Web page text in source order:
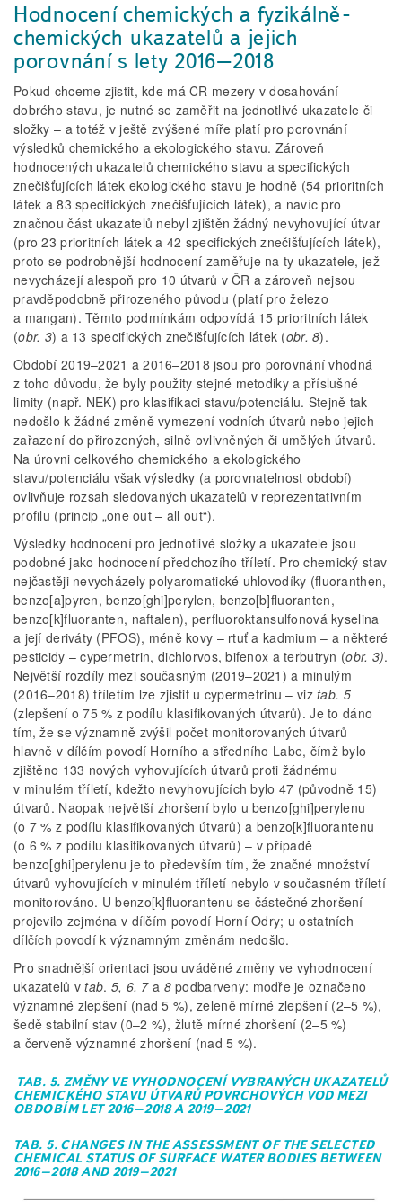
Hodnocení chemických a fyzikálně-
chemických ukazatelů a jejich
porovnání s lety 2016–2018
Pokud chceme zjistit, kde má ČR mezery v dosahování
dobrého stavu, je nutné se zaměřit na jednotlivé ukazatele či
složky – a totéž v ještě zvýšené míře platí pro porovnání
výsledků chemického a ekologického stavu. Zároveň
hodnocených ukazatelů chemického stavu a specifických
znečišťujících látek ekologického stavu je hodně (54 prioritních
látek a 83 specifických znečišťujících látek), a navíc pro
značnou část ukazatelů nebyl zjištěn žádný nevyhovující útvar
(pro 23 prioritních látek a 42 specifických znečišťujících látek),
proto se podrobnější hodnocení zaměřuje na ty ukazatele, jež
nevycházejí alespoň pro 10 útvarů v ČR a zároveň nejsou
pravděpodobně přirozeného původu (platí pro železo
a mangan). Těmto podmínkám odpovídá 15 prioritních látek
(obr. 3) a 13 specifických znečišťujících látek (obr. 8).
Období 2019–2021 a 2016–2018 jsou pro porovnání vhodná
z toho důvodu, že byly použity stejné metodiky a příslušné
limity (např. NEK) pro klasifikaci stavu/potenciálu. Stejně tak
nedošlo k žádné změně vymezení vodních útvarů nebo jejich
zařazení do přirozených, silně ovlivněných či umělých útvarů.
Na úrovni celkového chemického a ekologického
stavu/potenciálu však výsledky (a porovnatelnost období)
ovlivňuje rozsah sledovaných ukazatelů v reprezentativním
profilu (princip „one out – all out“).
Výsledky hodnocení pro jednotlivé složky a ukazatele jsou
podobné jako hodnocení předchozího tříletí. Pro chemický stav
nejčastěji nevycházely poly­aromatické uhlovodíky (fluoranthen,
benzo[a]pyren, benzo[ghi]perylen, benzo[b]fluoranten,
benzo[k]fluoranten, naftalen), perfluoroktansulfonová kyselina
a její deriváty (PFOS), méně kovy – rtuť a kadmium – a některé
pesticidy – cypermetrin, dichlorvos, bifenox a terbutryn (obr. 3).
Největší rozdíly mezi současným (2019–2021) a minulým
(2016–2018) tříletím lze zjistit u cypermetrinu – viztab. 5
(zlepšení o 75 % z podílu klasifikovaných útvarů). Je to dáno
tím, že se významně zvýšil počet monitorovaných útvarů
hlavně v dílčím povodí Horního a středního Labe, čímž bylo
zjištěno 133 nových vyhovujících útvarů proti žádnému
v minulém tříletí, kdežto nevyhovujících bylo 47 (původně 15)
útvarů. Naopak největší zhoršení bylo u benzo[ghi]perylenu
(o 7 % z podílu klasifikovaných útvarů) a benzo[k]fluorantenu
(o 6 % z podílu klasifikovaných útvarů) – v případě
benzo[ghi]perylenu je to především tím, že značné množství
útvarů vyhovujících v minulém tříletí nebylo v současném tříletí
monitorováno. U benzo[k]fluorantenu se částečné zhoršení
projevilo zejména v dílčím povodí Horní Odry; u ostatních
dílčích povodí k významným změnám nedošlo.
Pro snadnější orientaci jsou uváděné změny ve vyhodnocení
ukazatelů vtab. 5, 6, 7a 8podbarveny: modře je označeno
významné zlepšení (nad 5 %), zeleně mírné zlepšení (2–5 %),
šedě stabilní stav (0–2 %), žlutě mírné zhoršení (2–5 %)
a červeně významné zhoršení (nad 5 %).
TAB. 5. ZMĚNY VE VYHODNOCENÍ VYBRANÝCH UKAZATELŮ
CHEMICKÉHO STAVU ÚTVARŮ POVRCHOVÝCH VOD MEZI
OBDOBÍM LET 2016–2018 A 2019–2021
TAB. 5. CHANGES IN THE ASSESSMENT OF THE SELECTED
CHEMICAL STATUS OF SURFACE WATER BODIES BETWEEN
2016–2018 AND 2019–2021